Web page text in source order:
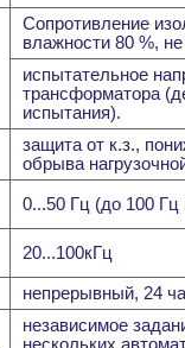
Сопротивление
влажности 80 %,
испытательное
трансформатора
испытания).
защита от к.з.,
обрыва
0...50 Гц (до 100 Гц
20...100кГц
непрерывный, 24
независимое